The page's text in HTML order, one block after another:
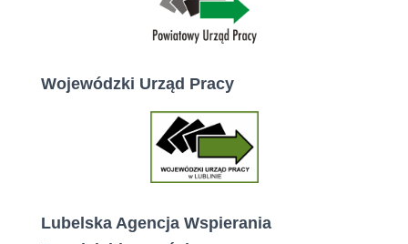
Wojewódzki Urząd Pracy
Lubelska Agencja Wspierania